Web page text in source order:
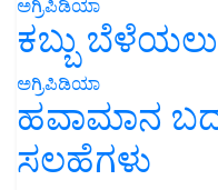
ಅಗ್ರಿಪಿಡಿಯಾ
ಕಬ್ಬು
ಅಗ್ರಿಪಿಡಿಯಾ
ಹವಾಮಾನ
ಸಲಹೆಗಳು